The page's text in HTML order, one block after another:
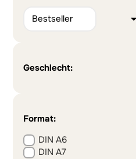
Geschlecht:
Format:
DIN A6
DIN A7